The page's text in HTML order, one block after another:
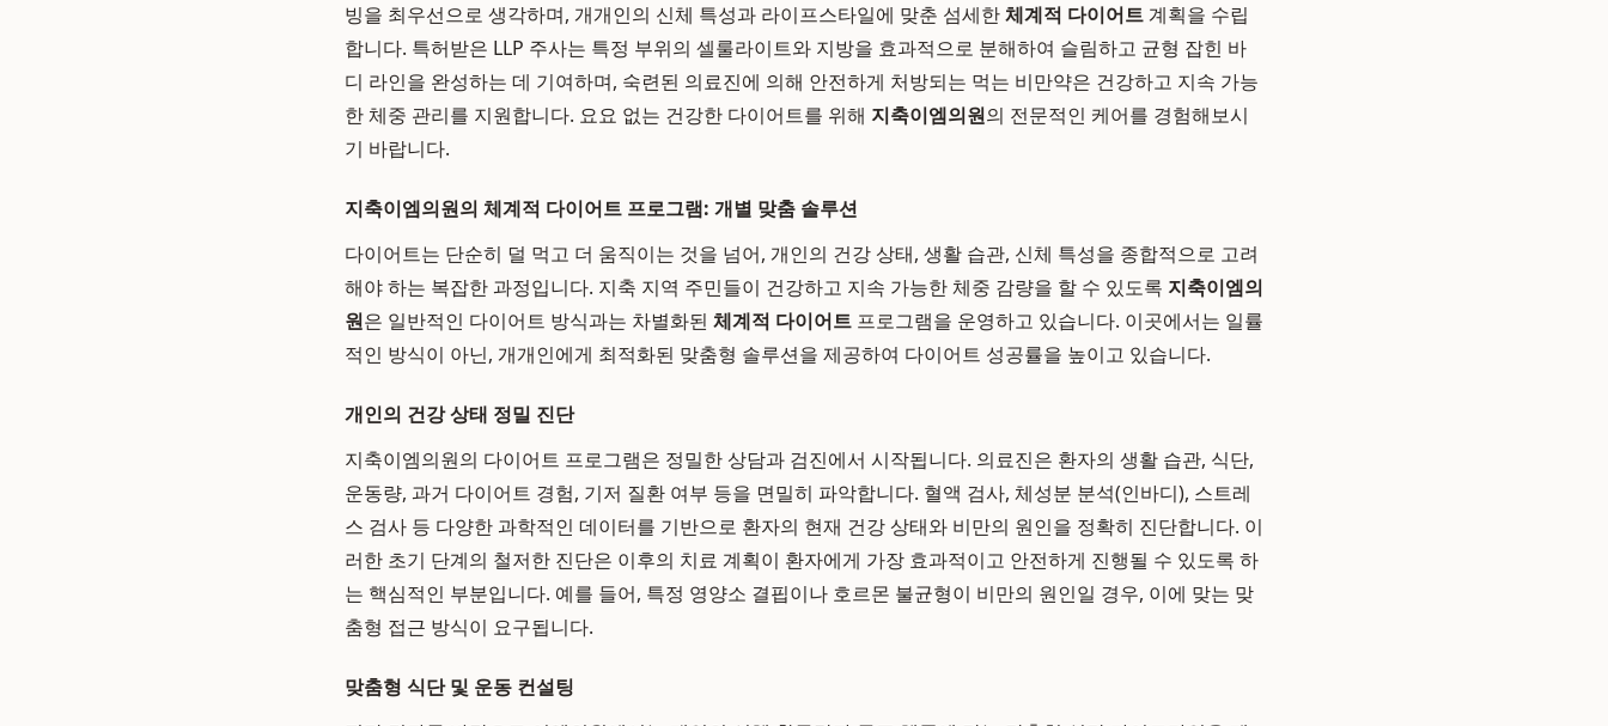
빙을 최우선으로 생각하며, 개개인의 신체 특성과 라이프스타일에 맞춘 섬세한체계적 다이어트 계획을 수립
합니다. 특허받은 LLP 주사는 특정 부위의 셀룰라이트와 지방을 효과적으로 분해하여 슬림하고 균형 잡힌 바
디 라인을 완성하는 데 기여하며, 숙련된 의료진에 의해 안전하게 처방되는 먹는 비만약은 건강하고 지속 가능
한 체중 관리를 지원합니다. 요요 없는 건강한 다이어트를 위해 지축이엠의원의 전문적인 케어를 경험해보시
기 바랍니다.
지축이엠의원의 체계적 다이어트 프로그램: 개별 맞춤 솔루션
다이어트는 단순히 덜 먹고 더 움직이는 것을 넘어, 개인의 건강 상태, 생활 습관, 신체 특성을 종합적으로 고려
해야 하는 복잡한 과정입니다. 지축 지역 주민들이 건강하고 지속 가능한 체중 감량을 할 수 있도록 지축이엠의
원은 일반적인 다이어트 방식과는 차별화된 체계적 다이어트 프로그램을 운영하고 있습니다. 이곳에서는 일률
적인 방식이 아닌, 개개인에게 최적화된 맞춤형 솔루션을 제공하여 다이어트 성공률을 높이고 있습니다.
개인의 건강 상태 정밀 진단
지축이엠의원의 다이어트 프로그램은 정밀한 상담과 검진에서 시작됩니다. 의료진은 환자의 생활 습관, 식단,
운동량, 과거 다이어트 경험, 기저 질환 여부 등을 면밀히 파악합니다. 혈액 검사, 체성분 분석(인바디), 스트레
스 검사 등 다양한 과학적인 데이터를 기반으로 환자의 현재 건강 상태와 비만의 원인을 정확히 진단합니다. 이
러한 초기 단계의 철저한 진단은 이후의 치료 계획이 환자에게 가장 효과적이고 안전하게 진행될 수 있도록 하
는 핵심적인 부분입니다. 예를 들어, 특정 영양소 결핍이나 호르몬 불균형이 비만의 원인일 경우, 이에 맞는 맞
춤형 접근 방식이 요구됩니다.
맞춤형 식단 및 운동 컨설팅